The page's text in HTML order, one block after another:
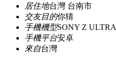
居住地台灣 台南市
交友目的你猜
手機機型SONY Z ULTRA
手機平台安卓
來自台灣